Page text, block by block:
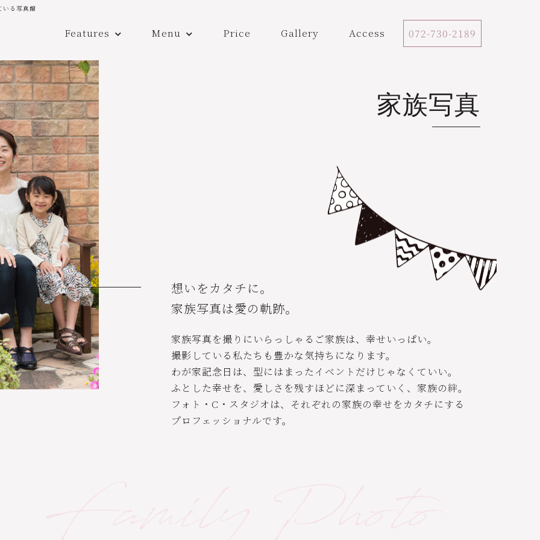
る写真館
Features Menu Price Gallery Access 072-730-2189
家族写真
想いをカタチに。
家族写真は愛の軌跡。
家族写真を撮りにいらっしゃるご家族は、幸せいっぱい。
撮影している私たちも豊かな気持ちになります。
わが家記念日は、型にはまったイベントだけじゃなくていい。
ふとした幸せを、愛しさを残すほどに深まっていく、家族の絆。
フォト・C・スタジオは、それぞれの家族の幸せをカタチにする
プロフェッショナルです。